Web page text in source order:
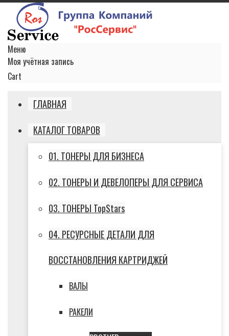
Меню
Моя учётная запись
Cart
ГЛАВНАЯ
КАТАЛОГ ТОВАРОВ
01. ТОНЕРЫ ДЛЯ БИЗНЕСА
02. ТОНЕРЫ И ДЕВЕЛОПЕРЫ ДЛЯ СЕРВИСА
03. ТОНЕРЫ TopStars
04. РЕСУРСНЫЕ ДЕТАЛИ ДЛЯ
ВОССТАНОВЛЕНИЯ КАРТРИДЖЕЙ
ВАЛЫ
РАКЕЛИ